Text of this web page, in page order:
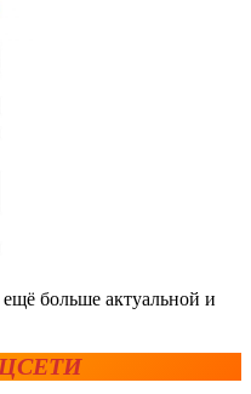
больше актуальной и